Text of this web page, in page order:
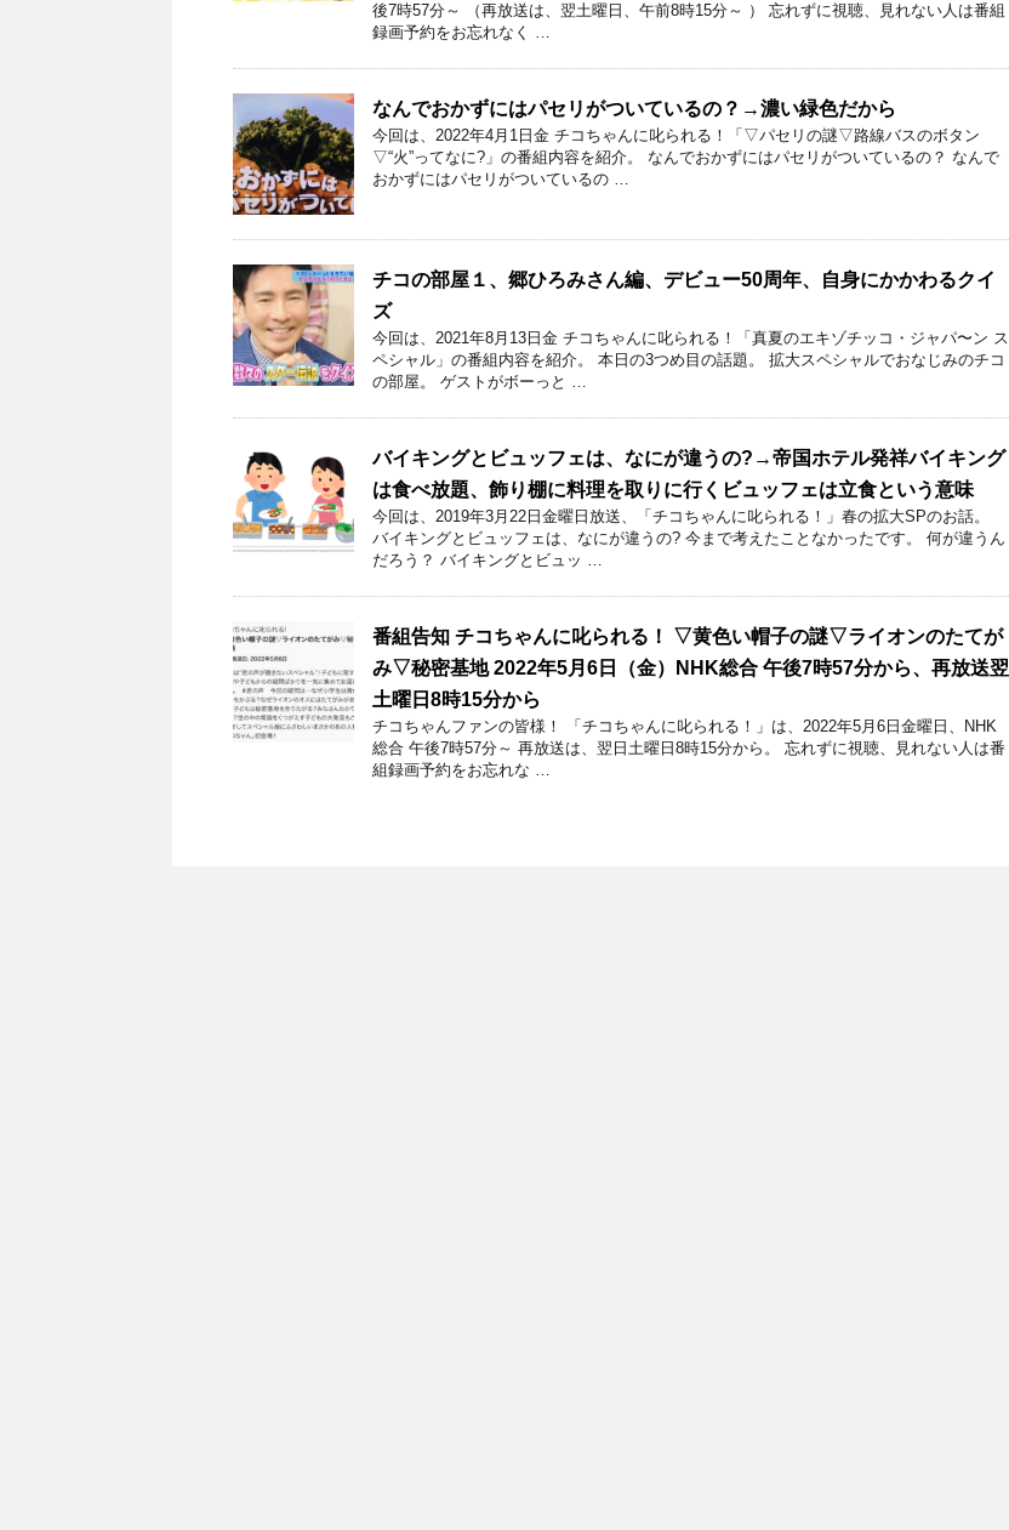
後7時57分～ （再放送は、翌土曜日、午前8時15分～ ） 忘れずに視聴、見れない人は番組
録画予約をお忘れなく …
なんでおかずにはパセリがついているの？→濃い緑色だから
今回は、2022年4月1日金 チコちゃんに叱られる！「▽パセリの謎▽路線バスのボタン
▽“火”ってなに?」の番組内容を紹介。 なんでおかずにはパセリがついているの？ なんで
おかずにはパセリがついているの …
チコの部屋１、郷ひろみさん編、デビュー50周年、自身にかかわるクイ
ズ
今回は、2021年8月13日金 チコちゃんに叱られる！「真夏のエキゾチッコ・ジャパ〜ン ス
ペシャル」の番組内容を紹介。 本日の3つめ目の話題。 拡大スペシャルでおなじみのチコ
の部屋。 ゲストがボーっと …
バイキングとビュッフェは、なにが違うの?→帝国ホテル発祥バイキング
は食べ放題、飾り棚に料理を取りに行くビュッフェは立食という意味
今回は、2019年3月22日金曜日放送、「チコちゃんに叱られる！」春の拡大SPのお話。
バイキングとビュッフェは、なにが違うの? 今まで考えたことなかったです。 何が違うん
だろう？ バイキングとビュッ …
番組告知 チコちゃんに叱られる！ ▽黄色い帽子の謎▽ライオンのたてが
み▽秘密基地 2022年5月6日（金）NHK総合 午後7時57分から、再放送翌
土曜日8時15分から
チコちゃんファンの皆様！ 「チコちゃんに叱られる！」​は、2022年5月6日金曜日、NHK
総合 午後7時57分～ 再放送は、翌日土曜日8時15分から。 忘れずに視聴、見れない人は番
組録画予約をお忘れな …